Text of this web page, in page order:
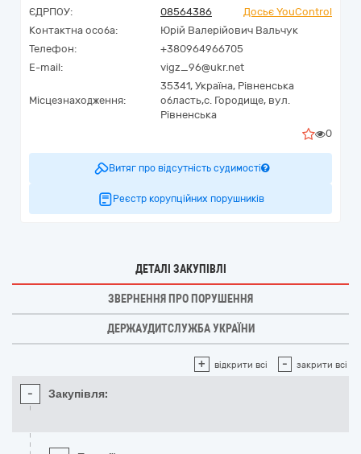
ЄДРПОУ:
08564386
Досьє YouControl
Контактна особа:
Юрій Валерійович Вальчук
Телефон:
+380964966705
E-mail:
vigz_96@ukr.net
Місцезнаходження:
35341, Україна, Рівненська
область,с. Городище, вул.
Рівненська
0
Витяг про відсутність судимості
Реєстр корупційних порушників
ДЕТАЛІ ЗАКУПІВЛІ
ЗВЕРНЕННЯ ПРО ПОРУШЕННЯ
ДЕРЖАУДИТСЛУЖБА УКРАЇНИ
+ відкрити всі - закрити всі
- Закупівля: